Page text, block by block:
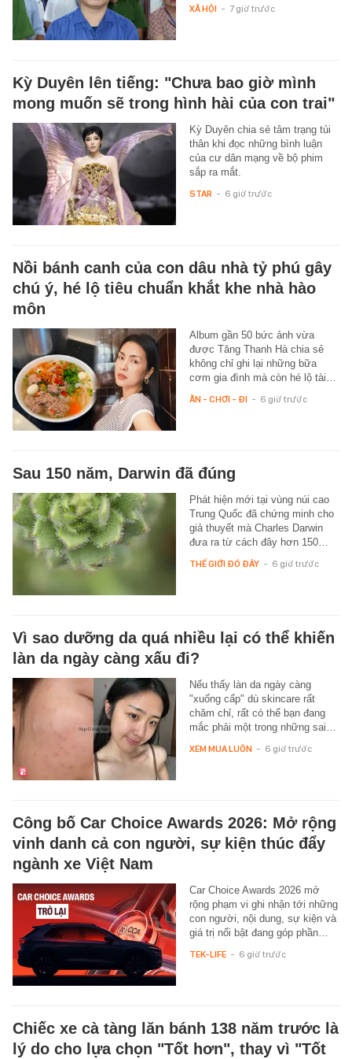
XÃ HỘI - 7 giờ trước
Kỳ Duyên lên tiếng: "Chưa bao giờ mình
mong muốn sẽ trong hình hài của con trai"
Kỳ Duyên chia sẻ tâm trạng tủi
thân khi đọc những bình luận
của cư dân mạng về bộ phim
sắp ra mắt.
STAR - 6 giờ trước
Nồi bánh canh của con dâu nhà tỷ phú gây
chú ý, hé lộ tiêu chuẩn khắt khe nhà hào
môn
Album gần 50 bức ảnh vừa
được Tăng Thanh Hà chia sẻ
không chỉ ghi lại những bữa
cơm gia đình mà còn hé lộ tài…
ĂN - CHƠI - ĐI - 6 giờ trước
Sau 150 năm, Darwin đã đúng
Phát hiện mới tại vùng núi cao
Trung Quốc đã chứng minh cho
giả thuyết mà Charles Darwin
đưa ra từ cách đây hơn 150…
THẾ GIỚI ĐÓ ĐÂY - 6 giờ trước
Vì sao dưỡng da quá nhiều lại có thể khiến
làn da ngày càng xấu đi?
Nếu thấy làn da ngày càng
"xuống cấp" dù skincare rất
chăm chỉ, rất có thể bạn đang
mắc phải một trong những sai…
XEM MUA LUÔN - 6 giờ trước
Công bố Car Choice Awards 2026: Mở rộng
vinh danh cả con người, sự kiện thúc đẩy
ngành xe Việt Nam
Car Choice Awards 2026 mở
rộng phạm vi ghi nhận tới những
con người, nội dung, sự kiện và
giá trị nổi bật đang góp phần…
TEK-LIFE - 6 giờ trước
Chiếc xe cà tàng lăn bánh 138 năm trước là
lý do cho lựa chọn "Tốt hơn", thay vì "Tốt